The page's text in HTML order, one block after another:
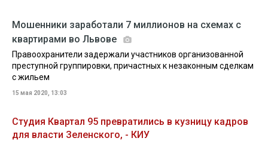
Мошенники заработали 7 миллионов на схемах с
квартирами во Львове
Правоохранители задержали участников организованной
преступной группировки, причастных к незаконным сделкам
с жильем
15 мая 2020, 13:03
Студия Квартал 95 превратились в кузницу кадров
для власти Зеленского, - КИУ